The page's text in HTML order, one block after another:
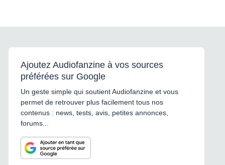
Ajoutez Audiofanzine à vos sources
préférées sur Google
Un geste simple qui soutient Audiofanzine et vous
permet de retrouver plus facilement tous nos
contenus : news, tests, avis, petites annonces,
forums...